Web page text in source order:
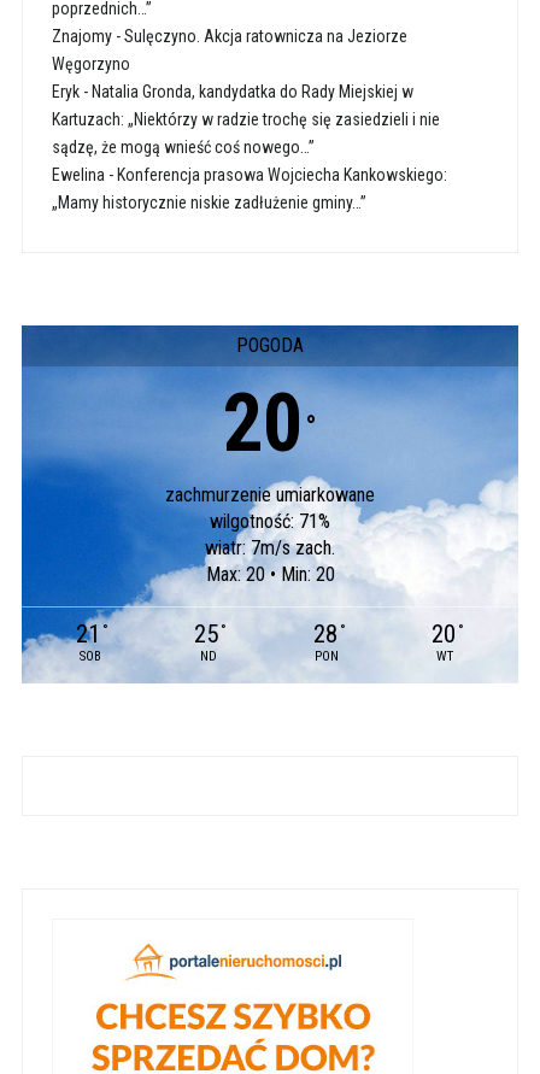
poprzednich…”
Znajomy-Sulęczyno. Akcja ratownicza na Jeziorze
Węgorzyno
Eryk- Natalia Gronda, kandydatka do Rady Miejskiej w
Kartuzach: „Niektórzy w radzie trochę się zasiedzieli i nie
sądzę, że mogą wnieść coś nowego…”
Ewelina - Konferencja prasowa Wojciecha Kankowskiego:
„Mamy historycznie niskie zadłużenie gminy…”
POGODA
20 °
zachmurzenie umiarkowane
wilgotność: 71%
wiatr: 7m/s zach.
Max: 20 • Min: 20
21 °
SOB
25 °
ND
28 °
PON
20 °
WT